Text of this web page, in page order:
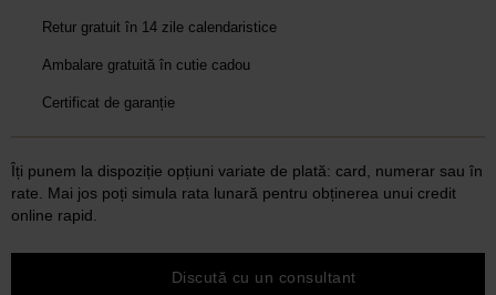
Retur gratuit în 14 zile calendaristice
Ambalare gratuită în cutie cadou
Certificat de garanție
Îți punem la dispoziție opțiuni variate de plată: card, numerar sau în
rate. Mai jos poți simula rata lunară pentru obținerea unui credit
online rapid.
Discută cu un consultant